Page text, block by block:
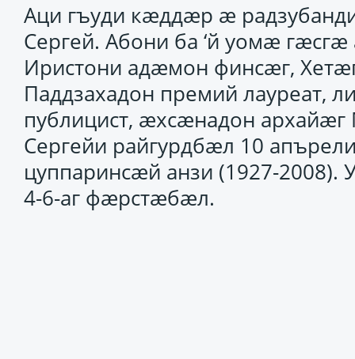
Аци гъуди кӕддӕр ӕ
Сергей. Абони ба ‘й уомӕ
Иристони адӕмон финсӕг,
Паддзахадон премий лауреат,
публицист, ӕхсӕнадон
Сергейи райгурдбӕл 10
цуппаринсӕй анзи (1927-
4-6-аг фӕрстӕбӕл.